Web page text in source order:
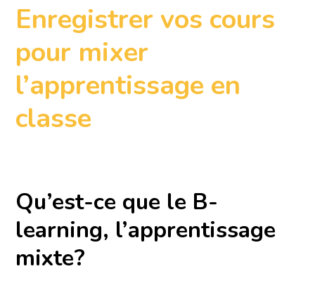
Enregistrer vos cours
pour mixer
l’apprentissage en
classe
Qu’est-ce que le B-
learning, l’apprentissage
mixte?